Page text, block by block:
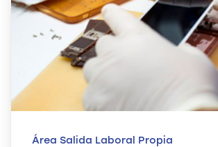
Área Salida Laboral Propia